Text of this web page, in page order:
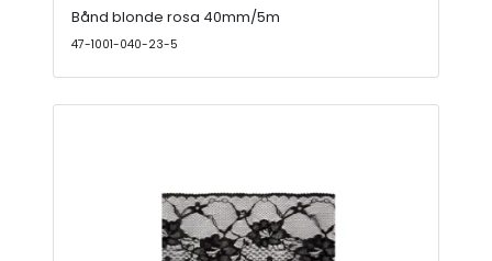
Bånd blonde rosa 40mm/5m
47-1001-040-23-5